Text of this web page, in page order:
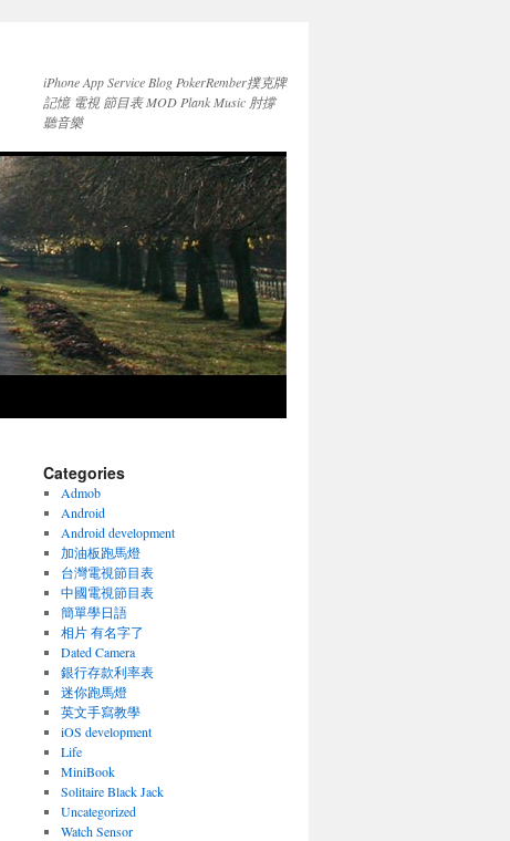
iPhone App Service Blog PokerRember撲克牌
記憶 電視 節目表 MOD Plank Music 肘撐
聽音樂
Categories
Admob
Android
Android development
加油板跑馬燈
台灣電視節目表
中國電視節目表
簡單學日語
相片 有名字了
Dated Camera
銀行存款利率表
迷你跑馬燈
英文手寫教學
iOS development
Life
MiniBook
Solitaire Black Jack
Uncategorized
Watch Sensor